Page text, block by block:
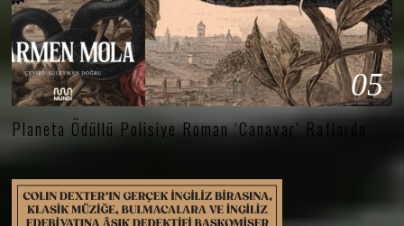
05
Planeta Ödüllü Polisiye Roman ‘Canavar’ Raflarda